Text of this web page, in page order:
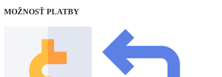
MOŽNOSŤ PLATBY